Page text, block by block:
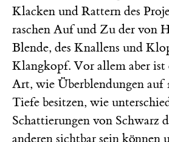
Klacken und Rattern des
raschen Auf und Zu der von
Blende, des Knallens und
Klangkopf. Vor allem aber ist
Art, wie Überblendungen
Tiefe besitzen, wie
Schattierungen von Schwarz
anderen sichtbar sein können